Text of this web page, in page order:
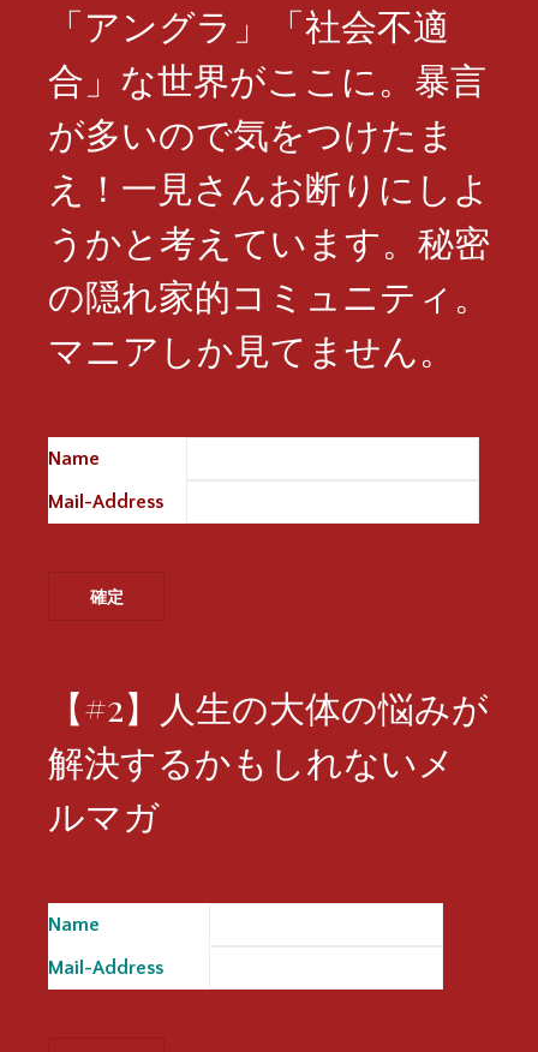
「アングラ」「社会不適
合」な世界がここに。暴言
が多いので気をつけたま
え！一見さんお断りにしよ
うかと考えています。秘密
の隠れ家的コミュニティ。
マニアしか見てません。
Name
Mail-Address
【#2】人生の大体の悩みが
解決するかもしれないメ
ルマガ
Name
Mail-Address